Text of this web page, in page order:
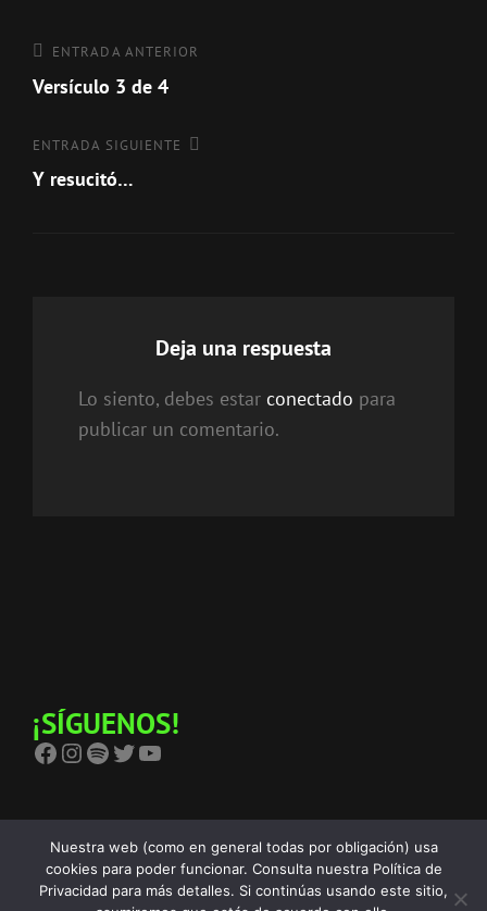
Navegación
de
Entrada
anterior
ENTRADA ANTERIOR
Versículo 3 de 4
Entrada
siguiente
ENTRADA SIGUIENTE
Y resucitó…
Deja una respuesta
Lo siento, debes estar conectado para
publicar un comentario.
¡SÍGUENOS!
Facebook Instagram Spotify Twitter YouTube
Copyright © 2026 The Birra's TerrorPolítica De Privacidad
Nuestra web (como en general todas por obligación) usa
cookies para poder funcionar. Consulta nuestra Política de
Privacidad para más detalles. Si continúas usando este sitio,